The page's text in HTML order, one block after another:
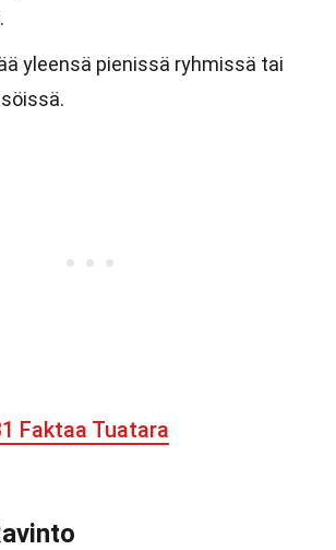
yleensä pienissä ryhmissä tai
Faktaa Tuatara